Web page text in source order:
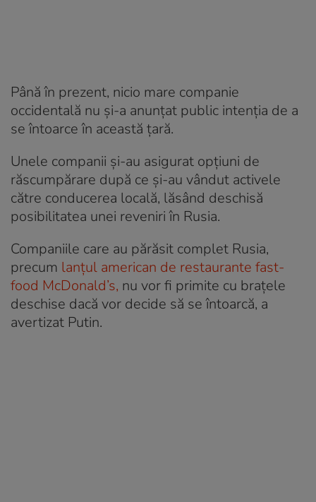
Până în prezent, nicio mare companie
occidentală nu și-a anunțat public intenția de a
se întoarce în această țară.
Unele companii și-au asigurat opțiuni de
răscumpărare după ce și-au vândut activele
către conducerea locală, lăsând deschisă
posibilitatea unei reveniri în Rusia.
Companiile care au părăsit complet Rusia,
precum lanțul american de restaurante fast-
food McDonald’s, nu vor fi primite cu brațele
deschise dacă vor decide să se întoarcă, a
avertizat Putin.